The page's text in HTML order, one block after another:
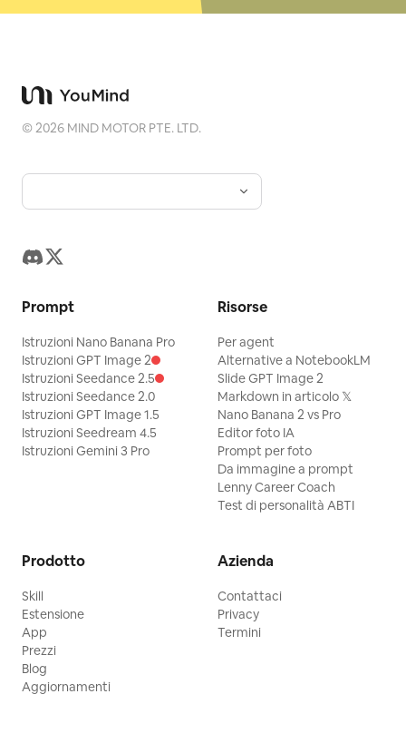
©2026 MIND MOTOR PTE. LTD.
Prompt
Istruzioni Nano Banana Pro
Istruzioni GPT Image 2
Istruzioni Seedance 2.5
Istruzioni Seedance 2.0
Istruzioni GPT Image 1.5
Istruzioni Seedream 4.5
Istruzioni Gemini 3 Pro
Risorse
Per agent
Alternative a NotebookLM
Slide GPT Image 2
Markdown in articolo 𝕏
Nano Banana 2 vs Pro
Editor foto IA
Prompt per foto
Da immagine a prompt
Lenny Career Coach
Test di personalità ABTI
Prodotto
Skill
Estensione
App
Prezzi
Blog
Aggiornamenti
Azienda
Contattaci
Privacy
Termini